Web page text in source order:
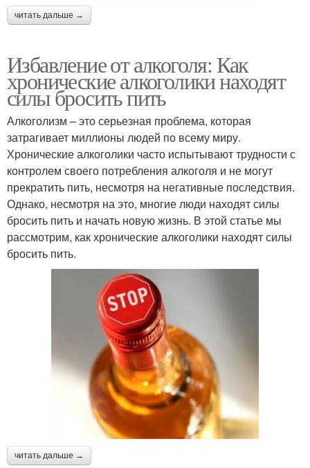
читать дальше →
Избавление от алкоголя: Как
хронические алкоголики находят
силы бросить пить
Алкоголизм – это серьезная проблема, которая
затрагивает миллионы людей по всему миру.
Хронические алкоголики часто испытывают трудности с
контролем своего потребления алкоголя и не могут
прекратить пить, несмотря на негативные последствия.
Однако, несмотря на это, многие люди находят силы
бросить пить и начать новую жизнь. В этой статье мы
рассмотрим, как хронические алкоголики находят силы
бросить пить.
читать дальше →